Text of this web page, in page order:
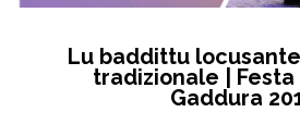
Lu baddittu
tradizionale | Festa
Gaddura